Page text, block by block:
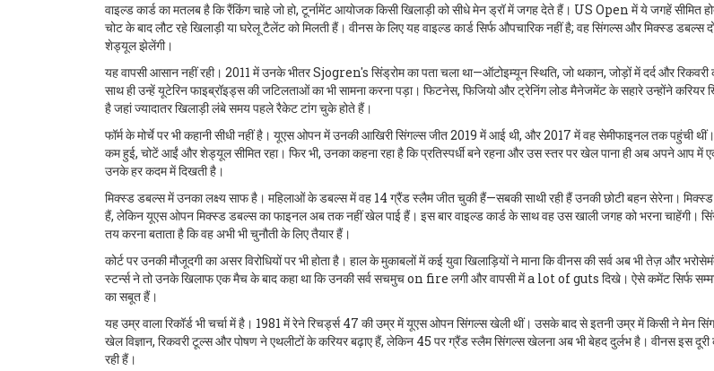
वाइल्ड कार्ड का मतलब है कि रैंकिंग चाहे जो हो, टूर्नामेंट आयोजक किसी खिलाड़ी को सीधे मेन ड्रॉ में जगह देते हैं। US Open में ये जगहें सीमित
चोट के बाद लौट रहे खिलाड़ी या घरेलू टैलेंट को मिलती हैं। वीनस के लिए यह वाइल्ड कार्ड सिर्फ औपचारिक नहीं है; वह सिंगल्स और मिक्स्ड डबल्स
शेड्यूल झेलेंगी।
यह वापसी आसान नहीं रही। 2011 में उनके भीतर Sjogren's सिंड्रोम का पता चला था—ऑटोइम्यून स्थिति, जो थकान, जोड़ों में दर्द और
साथ ही उन्हें यूटेरिन फाइब्रॉइड्स की जटिलताओं का भी सामना करना पड़ा। फिटनेस, फिजियो और ट्रेनिंग लोड मैनेजमेंट के सहारे उन्होंने
है जहां ज्यादातर खिलाड़ी लंबे समय पहले रैकेट टांग चुके होते हैं।
फॉर्म के मोर्चे पर भी कहानी सीधी नहीं है। यूएस ओपन में उनकी आखिरी सिंगल्स जीत 2019 में आई थी, और 2017 में वह सेमीफाइनल तक पहुंची थीं।
कम हुई, चोटें आईं और शेड्यूल सीमित रहा। फिर भी, उनका कहना रहा है कि प्रतिस्पर्धी बने रहना और उस स्तर पर खेल पाना ही अब अपने आप में
उनके हर कदम में दिखती है।
मिक्स्ड डबल्स में उनका लक्ष्य साफ है। महिलाओं के डबल्स में वह 14 ग्रैंड स्लैम जीत चुकी हैं—सबकी साथी रही हैं उनकी छोटी बहन सेरेना।
हैं, लेकिन यूएस ओपन मिक्स्ड डबल्स का फाइनल अब तक नहीं खेल पाई हैं। इस बार वाइल्ड कार्ड के साथ वह उस खाली जगह को भरना चाहेंगी।
तय करना बताता है कि वह अभी भी चुनौती के लिए तैयार हैं।
कोर्ट पर उनकी मौजूदगी का असर विरोधियों पर भी होता है। हाल के मुकाबलों में कई युवा खिलाड़ियों ने माना कि वीनस की सर्व अब भी तेज़ और
स्टर्न्स ने तो उनके खिलाफ एक मैच के बाद कहा था कि उनकी सर्व सचमुच on fire लगी और वापसी में a lot of guts दिखे। ऐसे कमेंट सिर्फ
का सबूत हैं।
यह उम्र वाला रिकॉर्ड भी चर्चा में है। 1981 में रेने रिचर्ड्स 47 की उम्र में यूएस ओपन सिंगल्स खेली थीं। उसके बाद से इतनी उम्र में किसी ने मेन
खेल विज्ञान, रिकवरी टूल्स और पोषण ने एथलीटों के करियर बढ़ाए हैं, लेकिन 45 पर ग्रैंड स्लैम सिंगल्स खेलना अब भी बेहद दुर्लभ है। वीनस इस
रही हैं।